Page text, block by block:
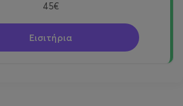
45€
Εισιτήρια